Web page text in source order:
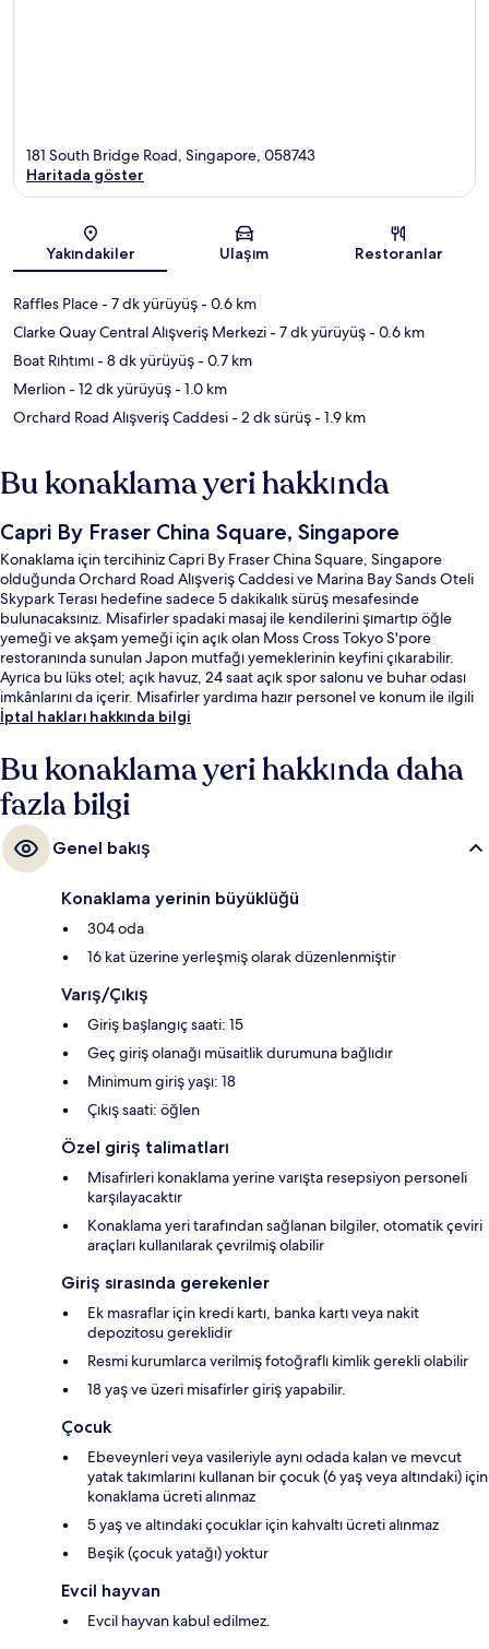
Harita
181 South Bridge Road, Singapore, 058743
Haritada göster
Yakındakiler Ulaşım Restoranlar
Raffles Place- 7 dk yürüyüş- 0.6 km
Clarke Quay Central Alışveriş Merkezi- 7 dk yürüyüş- 0.6 km
Boat Rıhtımı- 8 dk yürüyüş- 0.7 km
Merlion- 12 dk yürüyüş- 1.0 km
Orchard Road Alışveriş Caddesi- 2 dk sürüş- 1.9 km
Bu konaklama yeri hakkında
Capri By Fraser China Square, Singapore
Konaklama için tercihiniz Capri By Fraser China Square, Singapore
olduğunda Orchard Road Alışveriş Caddesi ve Marina Bay Sands Oteli
Skypark Terası hedefine sadece 5 dakikalık sürüş mesafesinde
bulunacaksınız. Misafirler spadaki masaj ile kendilerini şımartıp öğle
yemeği ve akşam yemeği için açık olan Moss Cross Tokyo S'pore
restoranında sunulan Japon mutfağı yemeklerinin keyfini çıkarabilir.
Ayrıca bu lüks otel; açık havuz, 24 saat açık spor salonu ve buhar odası
imkânlarını da içerir. Misafirler yardıma hazır personel ve konum ile ilgili
harika yorumlarda bulunuyor. Konaklama yeri toplu taşımaya yakındır,
yürüme mesafesindedir.
İptal hakları hakkında bilgi
Bu konaklama yeri hakkında daha
fazla bilgi
Genel bakış
Konaklama yerinin büyüklüğü
304 oda
16 kat üzerine yerleşmiş olarak düzenlenmiştir
Varış/Çıkış
Giriş başlangıç saati: 15
Geç giriş olanağı müsaitlik durumuna bağlıdır
Minimum giriş yaşı: 18
Çıkış saati: öğlen
Özel giriş talimatları
Misafirleri konaklama yerine varışta resepsiyon personeli
karşılayacaktır
Konaklama yeri tarafından sağlanan bilgiler, otomatik çeviri
araçları kullanılarak çevrilmiş olabilir
Giriş sırasında gerekenler
Ek masraflar için kredi kartı, banka kartı veya nakit
depozitosu gereklidir
Resmi kurumlarca verilmiş fotoğraflı kimlik gerekli olabilir
18 yaş ve üzeri misafirler giriş yapabilir.
Çocuk
Ebeveynleri veya vasileriyle aynı odada kalan ve mevcut
yatak takımlarını kullanan bir çocuk (6 yaş veya altındaki) için
konaklama ücreti alınmaz
5 yaş ve altındaki çocuklar için kahvaltı ücreti alınmaz
Beşik (çocuk yatağı) yoktur
Evcil hayvan
Evcil hayvan kabul edilmez.